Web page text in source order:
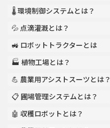
🌡️ 環境制御システムとは？
💦 点滴灌漑とは？
🚜 ロボットトラクターとは
🏭 植物工場とは？
💪 農業用アシストスーツとは？
📋 圃場管理システムとは？
🤖 収穫ロボットとは？